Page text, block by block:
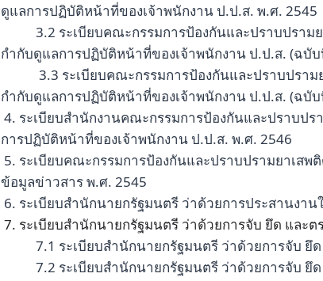
ดูแลการปฏิบัติหน้าที่ของเจ้าพนักงาน ป.ป.ส. พ.ศ. 2545
3.2 ระเบียบคณะกรรมการป้องกันและปราบปรา
กำกับดูแลการปฏิบัติหน้าที่ของเจ้าพนักงาน ป.ป.ส. (ฉบับ
3.3 ระเบียบคณะกรรมการป้องกันและปราบปรา
กำกับดูแลการปฏิบัติหน้าที่ของเจ้าพนักงาน ป.ป.ส. (ฉบับ
4. ระเบียบสำนักงานคณะกรรมการป้องกันและปราบป
การปฏิบัติหน้าที่ของเจ้าพนักงาน ป.ป.ส. พ.ศ. 2546
5. ระเบียบคณะกรรมการป้องกันและปราบปรามยาเสพ
ข้อมูลข่าวสาร พ.ศ. 2545
6. ระเบียบสำนักนายกรัฐมนตรี ว่าด้วยการประสานงา
7. ระเบียบสำนักนายกรัฐมนตรี ว่าด้วยการจับ ยึด และ
7.1 ระเบียบสำนักนายกรัฐมนตรี ว่าด้วยการจับ ยึ
7.2 ระเบียบสำนักนายกรัฐมนตรี ว่าด้วยการจับ